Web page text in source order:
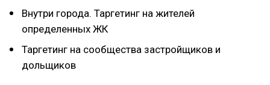
Внутри города. Таргетинг на жителей
определенных ЖК
Таргетинг на сообщества застройщиков и
дольщиков